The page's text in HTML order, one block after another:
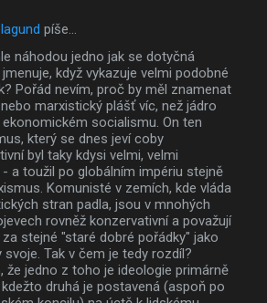
píše…
náhodou jedno jak se dotyčná
když vykazuje velmi podobné
Pořád nevím, proč by měl znamenat
marxistický plášť víc, než jádro
socialismu. On ten
který se dnes jeví coby
byl taky kdysi velmi, velmi
a toužil po globálním impériu stejně
Komunisté v zemích, kde vláda
stran padla, jsou v mnohých
rovněž konzervativní a považují
stejné "staré dobré pořádky" jako
svoje. Tak v čem je tedy rozdíl?
že jedno z toho je ideologie primárně
druhá je postavená (aspoň po